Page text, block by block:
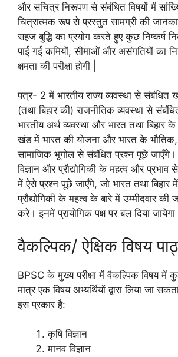
और सचित्र निरूपण से संबंधित विषयों में
चित्रात्मक रूप से प्रस्तुत सामग्री की
सहज बुद्धि का प्रयोग करते हुए कुछ निष्कर्ष
पाई गई कमियों, सीमाओं और असंगतियों का
क्षमता की परीक्षा होगी |
पत्र- 2 में भारतीय राज्य व्यवस्था से संबंधित
(तथा बिहार की) राजनीतिक व्यवस्था से
भारतीय अर्थ व्यवस्था और भारत तथा बिहार
खंड में भारत की योजना और भारत के
सामाजिक भूगोल से संबंधित प्रश्न पूछे
विज्ञान और प्रौद्योगिकी के महत्व और
में ऐसे प्रश्न पूछे जाएँगे, जो भारत तथा बिहार
प्रौद्योगिकी के महत्व के बारे में उम्मीदवार की
करे। इनमें प्रायोगिक पक्ष पर बल दिया
वैकल्पिक/ ऐक्षिक विषय
BPSC के मुख्य परीक्षा में वैकल्पिक विषय में
मात्र एक विषय अभ्यर्थियों द्वारा लिया जा
इस प्रकार है:
कृषि विज्ञान
मानव विज्ञान